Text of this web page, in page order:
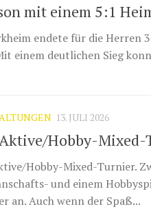
mit einem 5:1
endete für die Herren
einem deutlichen Sieg
13. JULI 2026
Hobby-
Hobby-Mixed-Turnier.
und einem
an. Auch wenn der Spaß...